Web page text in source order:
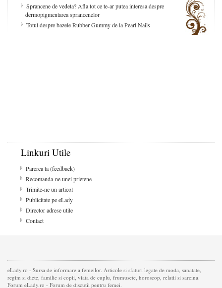
Sprancene de vedeta? Afla tot ce te-ar putea interesa despre
dermopigmentarea sprancenelor
Totul despre bazele Rubber Gummy de la Pearl Nails
Linkuri Utile
Parerea ta (feedback)
Recomanda-ne unei prietene
Trimite-ne un articol
Publicitate pe eLady
Director adrese utile
Contact
eLady.ro - Sursa de informare a femeilor. Articole si sfaturi legate de moda, sanatate,
regim si diete, familie si copii, viata de cuplu, frumusete, horoscop, relatii si sarcina.
Forum eLady.ro - Forum de discutii pentru femei.